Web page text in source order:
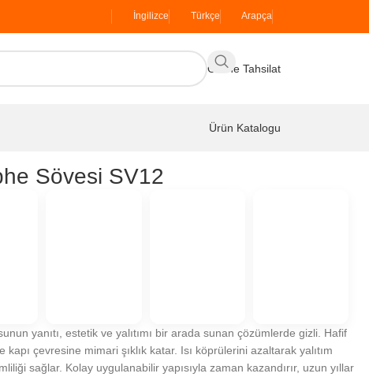
İngilizce Türkçe Arapça
Online Tahsilat
Ürün Katalogu
Sövesi SV12
yanıtı, estetik ve yalıtımı bir arada sunan çözümlerde gizli. Hafif
kapı çevresine mimari şıklık katar. Isı köprülerini azaltarak yalıtım
sağlar. Kolay uygulanabilir yapısıyla zaman kazandırır, uzun yıllar